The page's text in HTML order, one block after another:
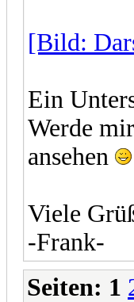
[Bild:
Ein
Werde
ansehen
Viele
-Frank-
Seiten: 1